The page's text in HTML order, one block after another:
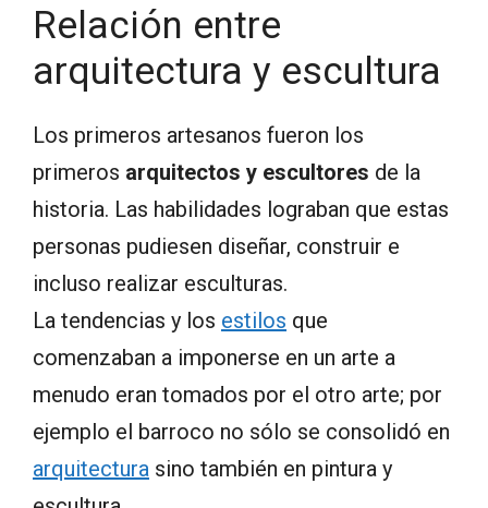
Relación entre
arquitectura y escultura
Los primeros artesanos fueron los
primeros arquitectos y escultores de la
historia. Las habilidades lograban que estas
personas pudiesen diseñar, construir e
incluso realizar esculturas.
La tendencias y los estilos que
comenzaban a imponerse en un arte a
menudo eran tomados por el otro arte; por
ejemplo el barroco no sólo se consolidó en
arquitectura sino también en pintura y